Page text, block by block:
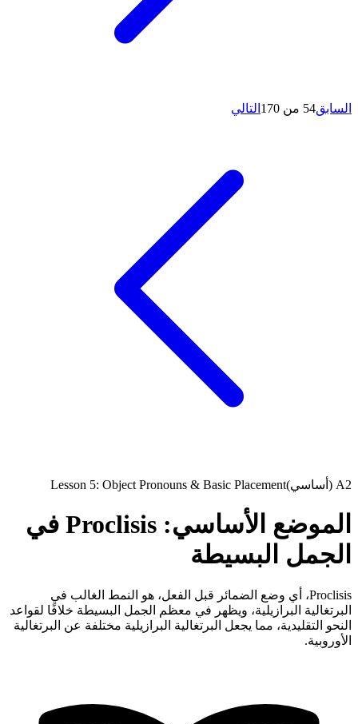
السابق54 من 170 التالي
A2 (أساسي) Lesson 5: Object Pronouns & Basic Placement
الموضع الأساسي: Proclisis في
الجمل البسيطة
Proclisis، أي وضع الضمائر قبل الفعل، هو النمط الغالب في
البرتغالية البرازيلية، ويظهر في معظم الجمل البسيطة خلافًا لقواعد
النحو التقليدية، مما يجعل البرتغالية البرازيلية مختلفة عن البرتغالية
الأوروبية.